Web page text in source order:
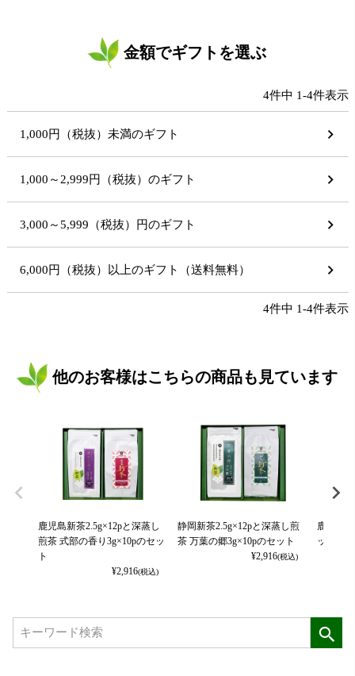
金額でギフトを選ぶ
4件中 1-4件表示
1,000円（税抜）未満のギフト
1,000～2,999円（税抜）のギフト
3,000～5,999（税抜）円のギフト
6,000円（税抜）以上のギフト（送料無料）
4件中 1-4件表示
他のお客様はこちらの商品も見ています
鹿児島新茶2.5g×12pと深蒸し
煎茶 式部の香り3g×10pのセッ
ト
¥2,916(税込)
静岡新茶2.5g×12pと深蒸し煎
茶 万葉の郷3g×10pのセット
¥2,916(税込)
鹿児島
ット